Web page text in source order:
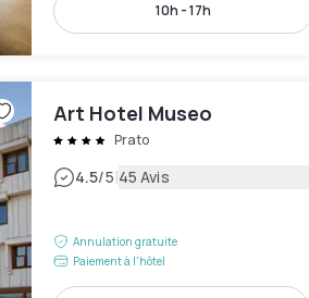
10h - 17h
Art Hotel Museo
Prato
4.5/5|45 Avis
Annulation gratuite
Paiement à l'hôtel